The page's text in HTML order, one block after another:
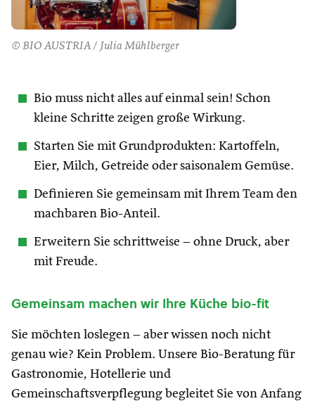
© BIO AUSTRIA / Julia Mühlberger
Bio muss nicht alles auf einmal sein! Schon
kleine Schritte zeigen große Wirkung.
Starten Sie mit Grundprodukten: Kartoffeln,
Eier, Milch, Getreide oder saisonalem Gemüse.
Definieren Sie gemeinsam mit Ihrem Team den
machbaren Bio-Anteil.
Erweitern Sie schrittweise – ohne Druck, aber
mit Freude.
Gemeinsam machen wir Ihre Küche bio-fit
Sie möchten loslegen – aber wissen noch nicht
genau wie? Kein Problem. Unsere Bio-Beratung für
Gastronomie, Hotellerie und
Gemeinschaftsverpflegung begleitet Sie von Anfang